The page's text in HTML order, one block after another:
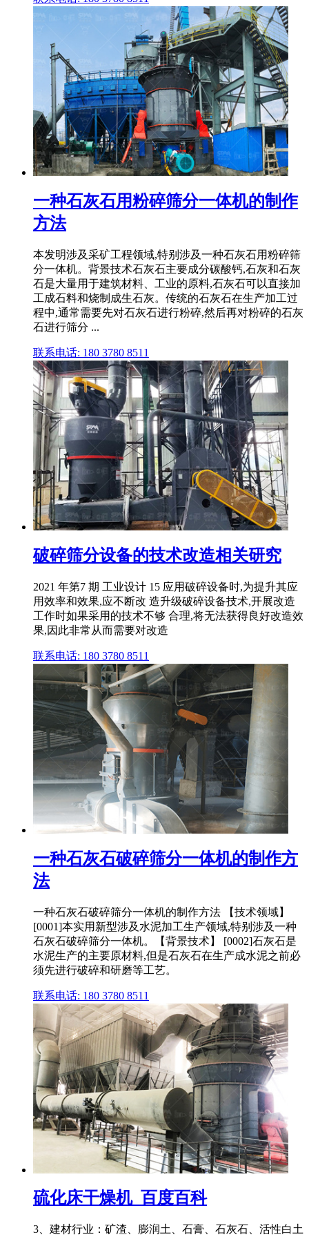
一种石灰石用粉碎筛分一体机的制作
方法
本发明涉及采矿工程领域,特别涉及一种石灰石用粉碎筛
分一体机。背景技术石灰石主要成分碳酸钙,石灰和石灰
石是大量用于建筑材料、工业的原料,石灰石可以直接加
工成石料和烧制成生石灰。传统的石灰石在生产加工过
程中,通常需要先对石灰石进行粉碎,然后再对粉碎的石灰
石进行筛分 ...
联系电话: 180 3780 8511
破碎筛分设备的技术改造相关研究
2021 年第7 期 工业设计 15 应用破碎设备时,为提升其应
用效率和效果,应不断改 造升级破碎设备技术,开展改造
工作时如果采用的技术不够 合理,将无法获得良好改造效
果,因此非常从而需要对改造
联系电话: 180 3780 8511
一种石灰石破碎筛分一体机的制作方
法
一种石灰石破碎筛分一体机的制作方法 【技术领域】
[0001]本实用新型涉及水泥加工生产领域,特别涉及一种
石灰石破碎筛分一体机。【背景技术】 [0002]石灰石是
水泥生产的主要原材料,但是石灰石在生产成水泥之前必
须先进行破碎和研磨等工艺。
联系电话: 180 3780 8511
硫化床干燥机_百度百科
3、建材行业：矿渣、膨润土、石膏、石灰石、活性白土